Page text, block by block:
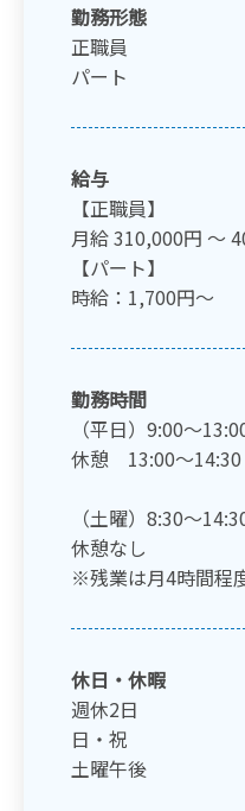
勤務形態
正職員
パート
給与
【正職員】
月給 310,000円 〜
【パート】
時給：1,700円〜
勤務時間
（平日）9:00～
休憩 13:00～14:30
（土曜）8:30～
休憩なし
※残業は月4時間程
休日・休暇
週休2日
日・祝
土曜午後